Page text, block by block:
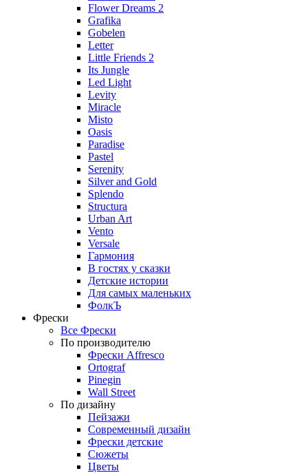
Flower Dreams 2
Grafika
Gobelen
Letter
Little Friends 2
Its Jungle
Led Light
Levity
Miracle
Misto
Oasis
Paradise
Pastel
Serenity
Silver and Gold
Splendo
Structura
Urban Art
Vento
Versale
Гармония
В гостях у сказки
Детские истории
Для самых маленьких
ФолкЪ
Фрески
Все Фрески
По производителю
Фрески Affresco
Ortograf
Pinegin
Wall Street
По дизайну
Пейзажи
Современный дизайн
Фрески детские
Сюжеты
Цветы